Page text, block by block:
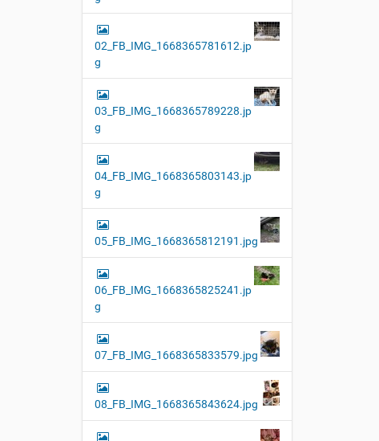
02_FB_IMG_1668365781612.jp
g
03_FB_IMG_1668365789228.jp
g
04_FB_IMG_1668365803143.jp
g
05_FB_IMG_1668365812191.jpg
06_FB_IMG_1668365825241.jp
g
07_FB_IMG_1668365833579.jpg
08_FB_IMG_1668365843624.jpg